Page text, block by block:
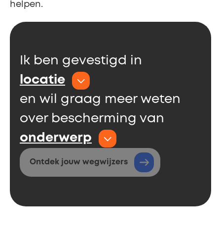
helpen.
Ik ben gevestigd in
locatie
en wil graag meer weten
over bescherming van
onderwerp
Ontdek jouw wegwijzers